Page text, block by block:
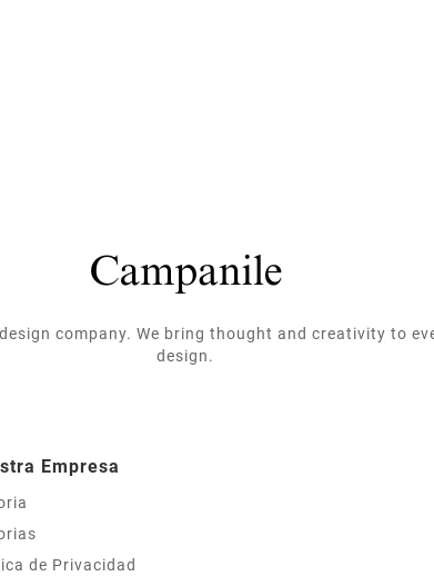
company. We bring thought and creativity to
design.
Empresa
de Privacidad